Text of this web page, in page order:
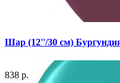
Шар (12''/30 см)
838 р.